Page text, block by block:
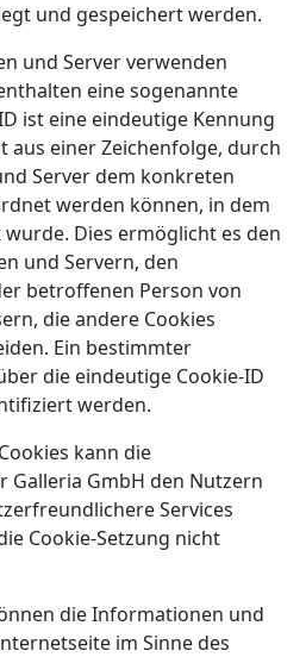
und gespeichert werden.
und Server verwenden
eine sogenannte
ist eine eindeutige Kennung
aus einer Zeichenfolge, durch
Server dem konkreten
werden können, in dem
Dies ermöglicht es den
und Servern, den
betroffenen Person von
die andere Cookies
Ein bestimmter
die eindeutige Cookie-ID
werden.
kann die
Galleria GmbH den Nutzern
Services
Cookie-Setzung nicht
die Informationen und
im Sinne des